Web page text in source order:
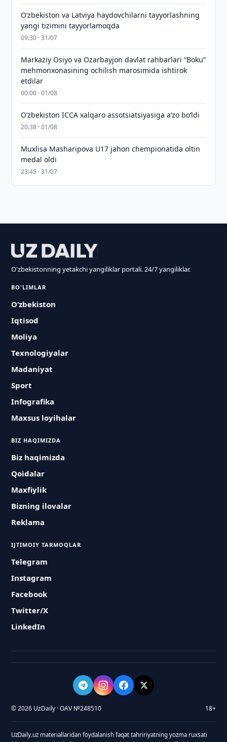
Oʻzbekiston va Latviya haydovchilarni tayyorlashning
yangi tizimini tayyorlamoqda
09:30 · 31/07
Markaziy Osiyo va Ozarbayjon davlat rahbarlari “Boku”
mehmonxonasining ochilish marosimida ishtirok
etdilar
00:00 · 01/08
O‘zbekiston ICCA xalqaro assotsiatsiyasiga aʼzo bo‘ldi
20:38 · 01/08
Muxlisa Masharipova U17 jahon chempionatida oltin
medal oldi
23:45 · 31/07
O'zbekistonning yetakchi yangiliklar portali. 24/7 yangiliklar.
BO'LIMLAR
O‘zbekiston
Iqtisod
Moliya
Texnologiyalar
Madaniyat
Sport
Infografika
Maxsus loyihalar
BIZ HAQIMIZDA
Biz haqimizda
Qoidalar
Maxfiylik
Bizning ilovalar
Reklama
IJTIMOIY TARMOQLAR
Telegram
Instagram
Facebook
Twitter/X
LinkedIn
© 2026 UzDaily · OAV №248510 18+
UzDaily.uz materiallaridan foydalanish faqat tahririyatning yozma ruxsati